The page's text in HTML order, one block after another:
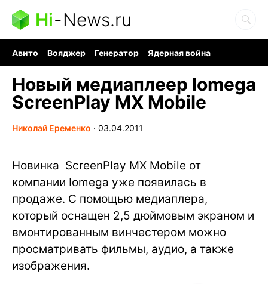
Hi-News.ru
Авито Вояджер Генератор
Ядерная война
Новый медиаплеер Iomega
ScreenPlay MX Mobile
Николай Еременко ∙ 03.04.2011
Новинка ScreenPlay MX Mobile от
компании Iomega уже появилась в
продаже. С помощью медиаплера,
который оснащен 2,5 дюймовым экраном и
вмонтированным винчестером можно
просматривать фильмы, аудио, а также
изображения.